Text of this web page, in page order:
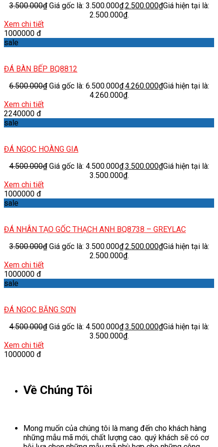
3.500.000₫ Giá gốc là: 3.500.000₫.2.500.000₫Giá hiện tại là:
2.500.000₫.
Xem chi tiết
1000000 đ
sale
ĐÁ BÀN BẾP BQ8812
6.500.000₫ Giá gốc là: 6.500.000₫.4.260.000₫Giá hiện tại là:
4.260.000₫.
Xem chi tiết
2240000 đ
sale
ĐÁ NGỌC HOÀNG GIA
4.500.000₫ Giá gốc là: 4.500.000₫.3.500.000₫Giá hiện tại là:
3.500.000₫.
Xem chi tiết
1000000 đ
sale
ĐÁ NHÂN TẠO GỐC THẠCH ANH BQ8738 – GREYLAC
3.500.000₫ Giá gốc là: 3.500.000₫.2.500.000₫Giá hiện tại là:
2.500.000₫.
Xem chi tiết
1000000 đ
sale
ĐÁ NGỌC BĂNG SƠN
4.500.000₫ Giá gốc là: 4.500.000₫.3.500.000₫Giá hiện tại là:
3.500.000₫.
Xem chi tiết
1000000 đ
Về Chúng Tôi
Mong muốn của chúng tôi là mang đến cho khách hàng
những mẫu mã mới, chất lượng cao. quý khách sẽ có cơ